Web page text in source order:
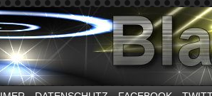
und Infos zum Thema Stromausfall